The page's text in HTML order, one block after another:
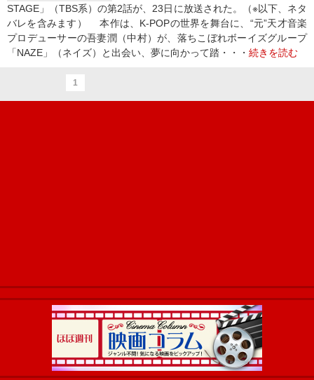
STAGE」（TBS系）の第2話が、23日に放送された。（※以下、ネタ
バレを含みます） 本作は、K-POPの世界を舞台に、“元”天才音楽
プロデューサーの吾妻潤（中村）が、落ちこぼれボーイズグループ
「NAZE」（ネイズ）と出会い、夢に向かって踏・・・ 続きを読む
1